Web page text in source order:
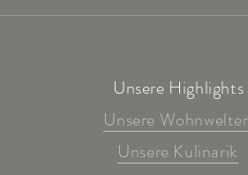
Unsere Highlights
Unsere
Unsere Kulinarik